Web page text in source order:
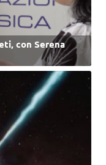
con Serena